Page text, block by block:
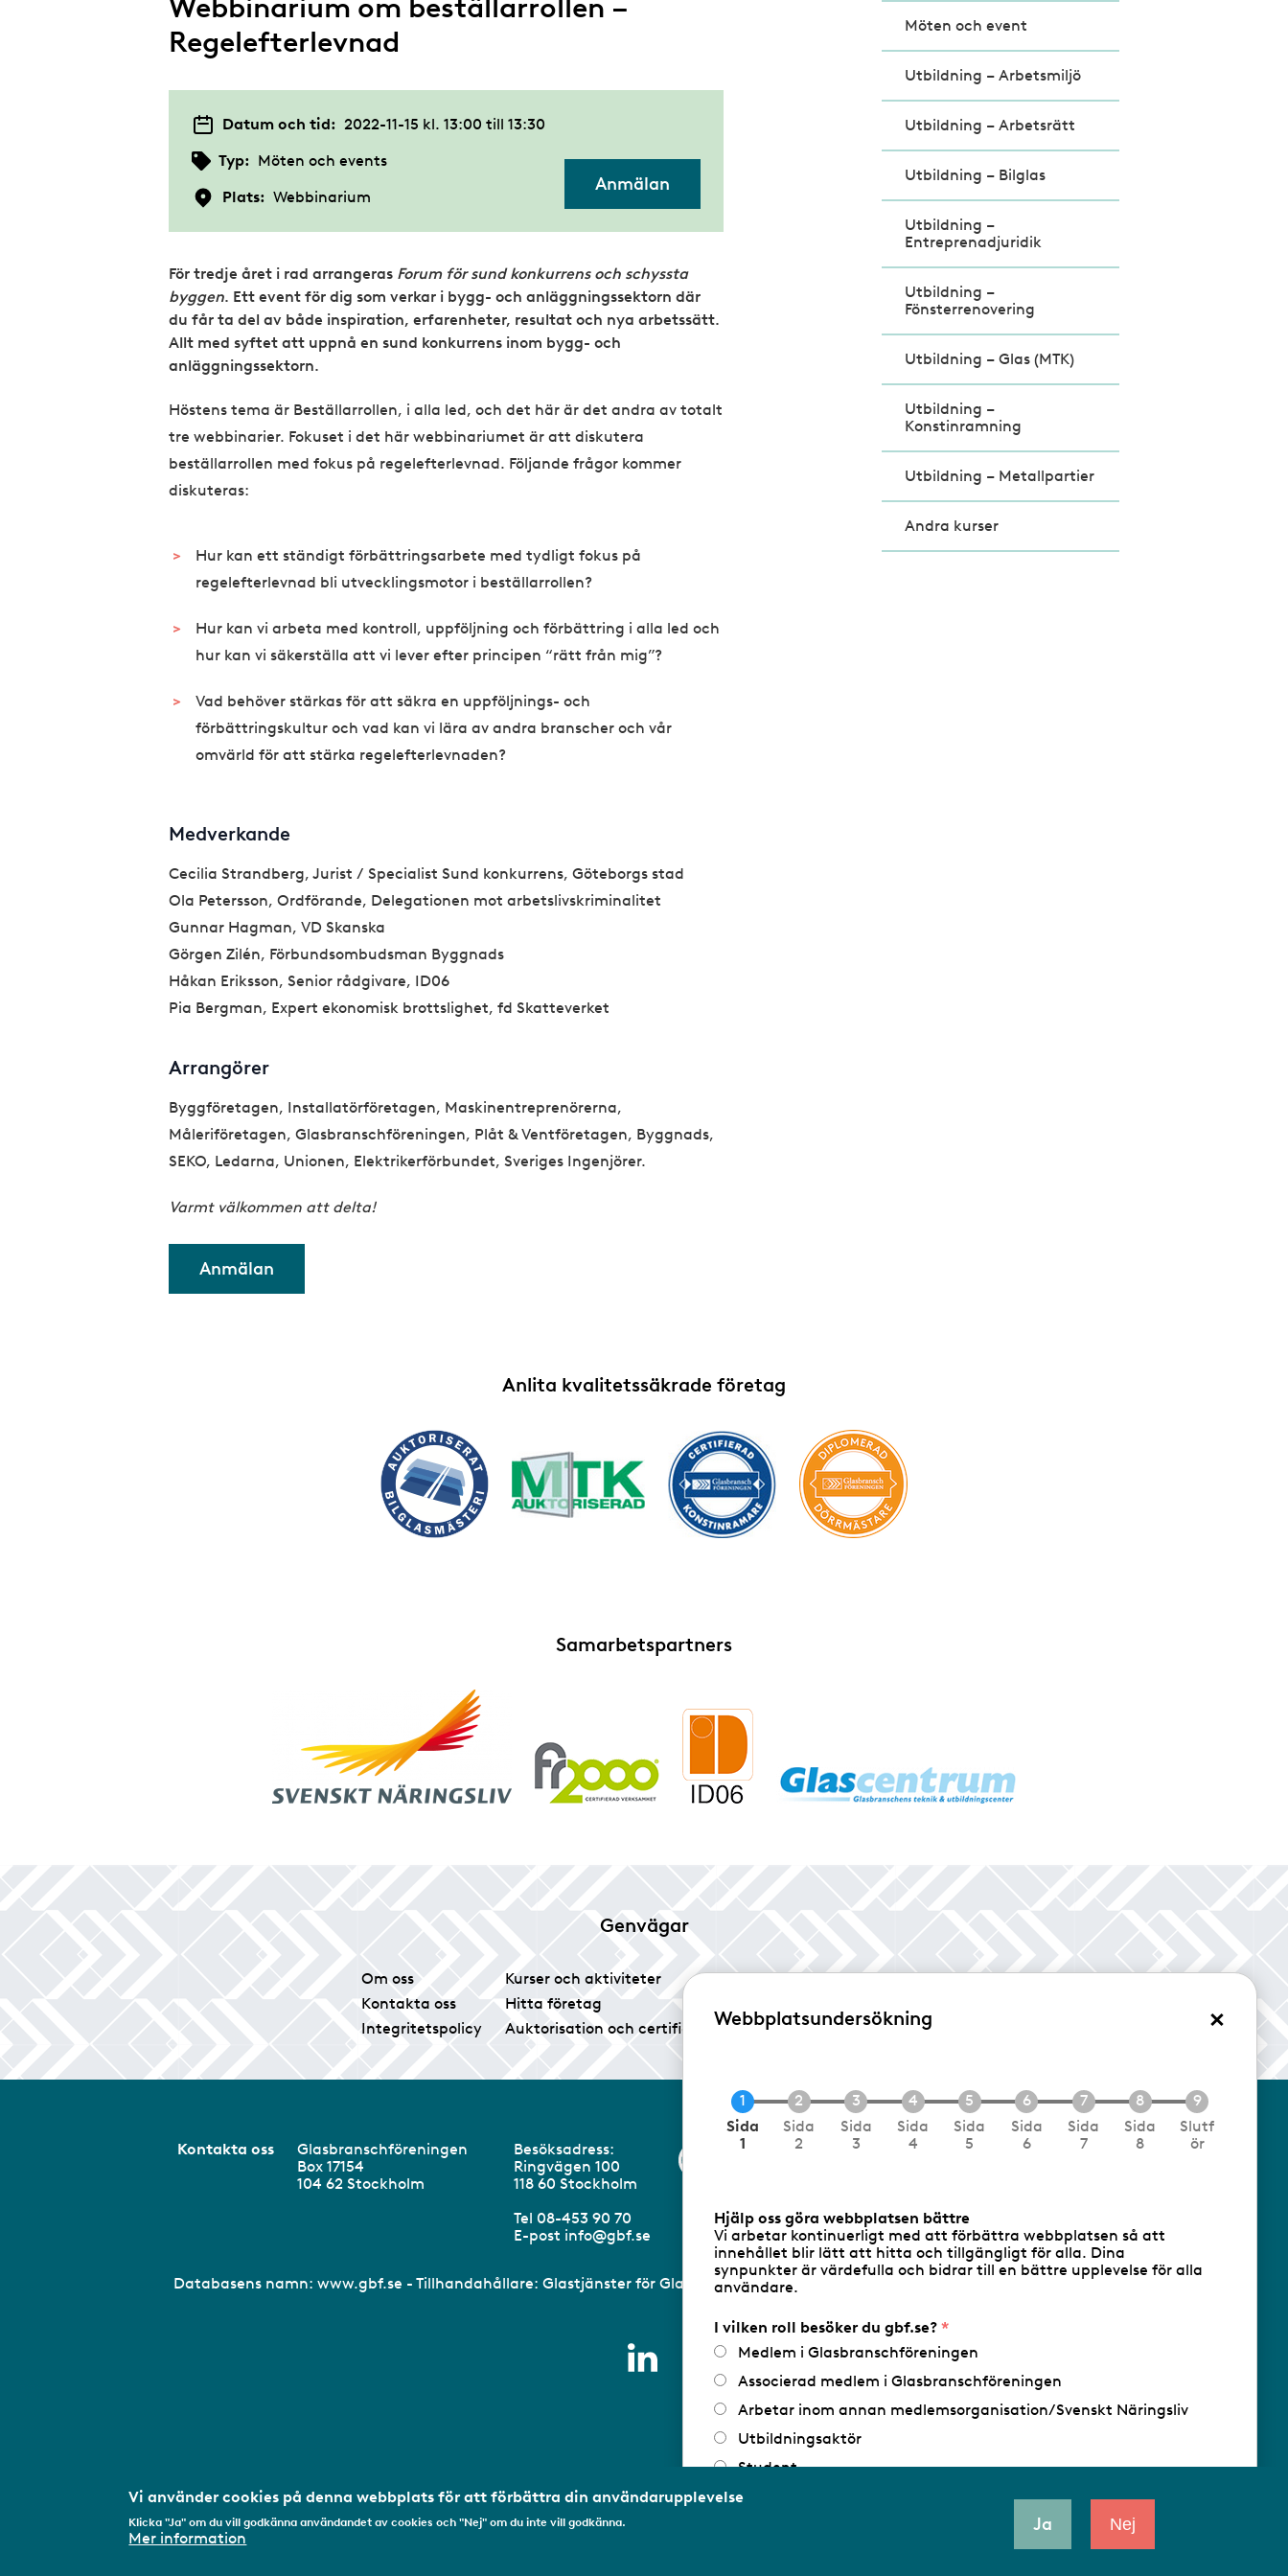
Webbinarium om beställarrollen –
Regelefterlevnad
Datum och tid: 2022-11-15 kl. 13:00 till 13:30
Typ: Möten och events
Plats: Webbinarium
Anmälan
För tredje året i rad arrangeras Forum för sund konkurrens och schyssta
byggen. Ett event för dig som verkar i bygg- och anläggningssektorn där
du får ta del av både inspiration, erfarenheter, resultat och nya arbetssätt.
Allt med syftet att uppnå en sund konkurrens inom bygg- och
anläggningssektorn.
Höstens tema är Beställarrollen, i alla led, och det här är det andra av totalt
tre webbinarier. Fokuset i det här webbinariumet är att diskutera
beställarrollen med fokus på regelefterlevnad. Följande frågor kommer
diskuteras:
Hur kan ett ständigt förbättringsarbete med tydligt fokus på
regelefterlevnad bli utvecklingsmotor i beställarrollen?
Hur kan vi arbeta med kontroll, uppföljning och förbättring i alla led och
hur kan vi säkerställa att vi lever efter principen “rätt från mig”?
Vad behöver stärkas för att säkra en uppföljnings- och
förbättringskultur och vad kan vi lära av andra branscher och vår
omvärld för att stärka regelefterlevnaden?
Medverkande
Cecilia Strandberg, Jurist / Specialist Sund konkurrens, Göteborgs stad
Ola Petersson, Ordförande, Delegationen mot arbetslivskriminalitet
Gunnar Hagman, VD Skanska
Görgen Zilén, Förbundsombudsman Byggnads
Håkan Eriksson, Senior rådgivare, ID06
Pia Bergman, Expert ekonomisk brottslighet, fd Skatteverket
Arrangörer
Byggföretagen, Installatörföretagen, Maskinentreprenörerna,
Måleriföretagen, Glasbranschföreningen, Plåt & Ventföretagen, Byggnads,
SEKO, Ledarna, Unionen, Elektrikerförbundet, Sveriges Ingenjörer.
Varmt välkommen att delta!
Anmälan
Möten och event
Utbildning – Arbetsmiljö
Utbildning – Arbetsrätt
Utbildning – Bilglas
Utbildning –
Entreprenadjuridik
Utbildning –
Fönsterrenovering
Utbildning – Glas (MTK)
Utbildning –
Konstinramning
Utbildning – Metallpartier
Andra kurser
Anlita kvalitetssäkrade företag
Samarbetspartners
Genvägar
Om oss
Kontakta oss
Integritetspolicy
Kurser och aktiviteter
Hitta företag
Auktorisation och certifiering
Tidningen Glas
Medlemsservice/Logga in
Kontakta oss
Glasbranschföreningen
Box 17154
104 62 Stockholm
Besöksadress:
Ringvägen 100
118 60 Stockholm
Tel 08-453 90 70
E-post info@gbf.se
Databasens namn: www.gbf.se - Tillhandahållare: Glastjänster för Glasbranschföreningen AB - Ansvarig utgivare: Sofia Wahlgren
Webbplatsundersökning ×
N
a
n
d
e
Sida
1
Sida
2
Sida
3
Sida
4
Sida
5
Sida
6
Sida
7
Sida
8
Slutf
ör
Hjälp oss göra webbplatsen bättre
Vi arbetar kontinuerligt med att förbättra webbplatsen så att
innehållet blir lätt att hitta och tillgängligt för alla. Dina
synpunkter är värdefulla och bidrar till en bättre upplevelse för alla
användare.
I vilken roll besöker du gbf.se?
Medlem i Glasbranschföreningen
Associerad medlem i Glasbranschföreningen
Arbetar inom annan medlemsorganisation/Svenskt Näringsliv
Utbildningsaktör
Student
Privatperson
Vi använder cookies på denna webbplats för att förbättra din användarupplevelse
Klicka "Ja" om du vill godkänna användandet av cookies och "Nej" om du inte vill godkänna.
Mer information
Ja Nej